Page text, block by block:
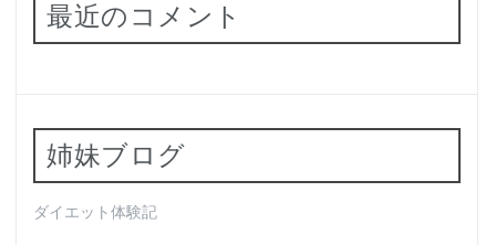
最近のコメント
姉妹ブログ
ダイエット体験記